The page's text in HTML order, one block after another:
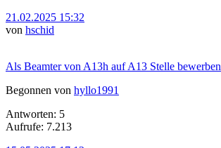
21.02.2025 15:32
von hschid
Als Beamter von A13h auf A13 Stelle bewerben
Begonnen von hyllo1991
Antworten: 5
Aufrufe: 7.213